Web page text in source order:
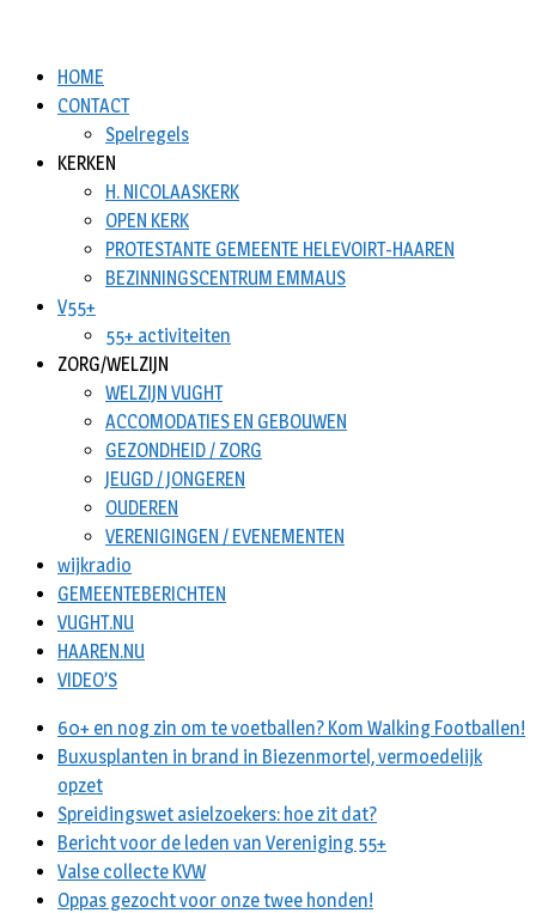
HOME
CONTACT
Spelregels
KERKEN
H. NICOLAASKERK
OPEN KERK
PROTESTANTE GEMEENTE HELEVOIRT-HAAREN
BEZINNINGSCENTRUM EMMAUS
V55+
55+ activiteiten
ZORG/WELZIJN
WELZIJN VUGHT
ACCOMODATIES EN GEBOUWEN
GEZONDHEID / ZORG
JEUGD / JONGEREN
OUDEREN
VERENIGINGEN / EVENEMENTEN
wijkradio
GEMEENTEBERICHTEN
VUGHT.NU
HAAREN.NU
VIDEO’S
60+ en nog zin om te voetballen? Kom Walking Footballen!
Buxusplanten in brand in Biezenmortel, vermoedelijk
opzet
Spreidingswet asielzoekers: hoe zit dat?
Bericht voor de leden van Vereniging 55+
Valse collecte KVW
Oppas gezocht voor onze twee honden!